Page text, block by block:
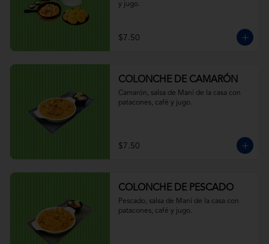
y jugo.
$7.50
COLONCHE DE CAMARÓN
Camarón, salsa de Maní de la casa con
patacones, café y jugo.
$7.50
COLONCHE DE PESCADO
Pescado, salsa de Maní de la casa con
patacones, café y jugo.